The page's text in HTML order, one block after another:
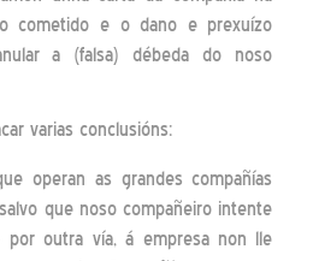
cometido e o dano e prexuízo
a (falsa) débeda do noso
varias conclusións:
operan as grandes compañías
que noso compañeiro intente
por outra vía, á empresa non lle